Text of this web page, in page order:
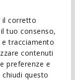
il corretto
tuo consenso,
tracciamento
contenuti
preferenze e
questo
weather